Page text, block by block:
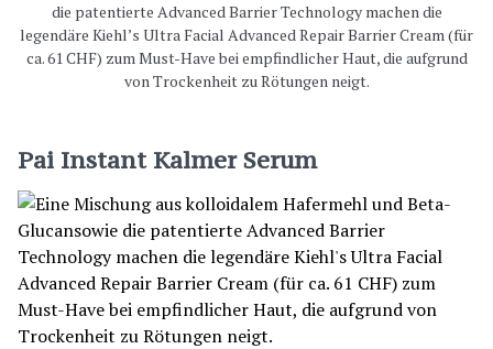
die patentierte Advanced Barrier Technology machen die
legendäre Kiehl’s Ultra Facial Advanced Repair Barrier Cream (für
ca. 61 CHF) zum Must-Have bei empfindlicher Haut, die aufgrund
von Trockenheit zu Rötungen neigt.
Pai Instant Kalmer Serum